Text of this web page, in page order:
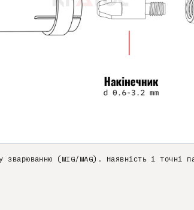
зварюванню (MIG/MAG). Наявність і точні